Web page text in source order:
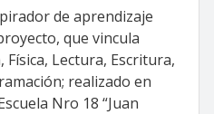
de aprendizaje
que vincula
Física, Lectura, Escritura,
realizado en
Nro 18 “Juan